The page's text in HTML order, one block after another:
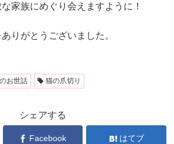
家族にめぐり会えますように！
りがとうございました。
お世話 猫の爪切り
シェアする
Facebook はてブ